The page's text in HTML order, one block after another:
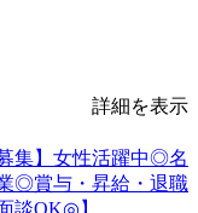
詳細を表示